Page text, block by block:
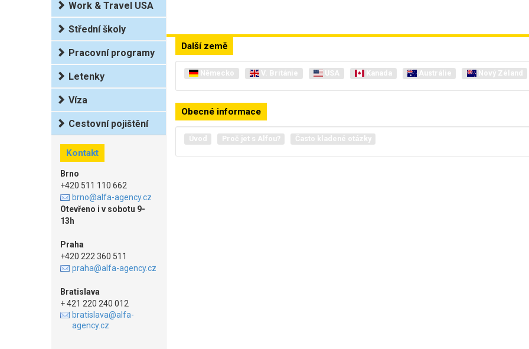
Work & Travel USA
Střední školy
Pracovní programy
Letenky
Víza
Cestovní pojištění
Kontakt
Brno
+420 511 110 662
brno@alfa-agency.cz
Otevřeno i v sobotu 9-
13h
Praha
+420 222 360 511
praha@alfa-agency.cz
Bratislava
+ 421 220 240 012
bratislava@alfa-
agency.cz
Další země
Německo V. Británie USA Kanada Austrálie Nový Zéland
Obecné informace
Úvod Proč jet s Alfou? Často kladené otázky